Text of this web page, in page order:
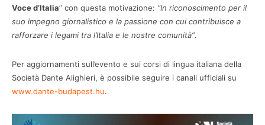
Voce d’Italia” con questa motivazione: “In riconoscimento per il
suo impegno giornalistico e la passione con cui contribuisce a
rafforzare i legami tra l’Italia e le nostre comunità”.
Per aggiornamenti sull’evento e sui corsi di lingua italiana della
Società Dante Alighieri, è possibile seguire i canali ufficiali su
www.dante-budapest.hu.